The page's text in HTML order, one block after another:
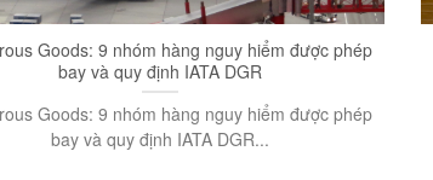
Goods: 9 nhóm hàng nguy hiểm được phép
bay và quy định IATA DGR
Goods: 9 nhóm hàng nguy hiểm được phép
bay và quy định IATA DGR...